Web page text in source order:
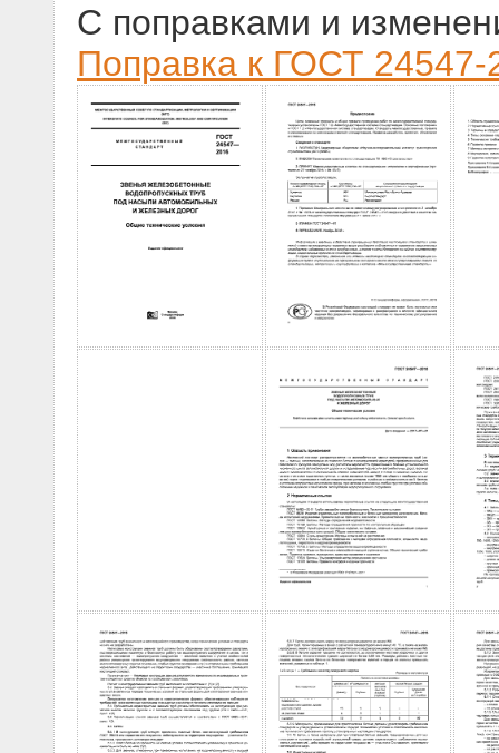
С поправками и
Поправка к ГОСТ 24547-